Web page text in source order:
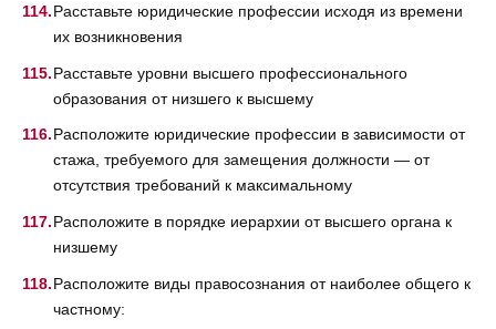
Расставьте юридические профессии исходя из времени
их возникновения
Расставьте уровни высшего профессионального
образования от низшего к высшему
Расположите юридические профессии в зависимости от
стажа, требуемого для замещения должности — от
отсутствия требований к максимальному
Расположите в порядке иерархии от высшего органа к
низшему
Расположите виды правосознания от наиболее общего к
частному: